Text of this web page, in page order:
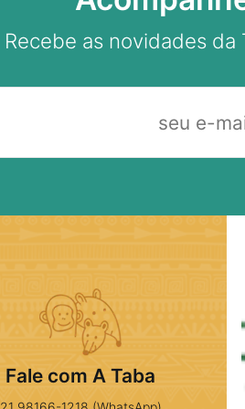
Recebe as novidades da
Fale com A Taba